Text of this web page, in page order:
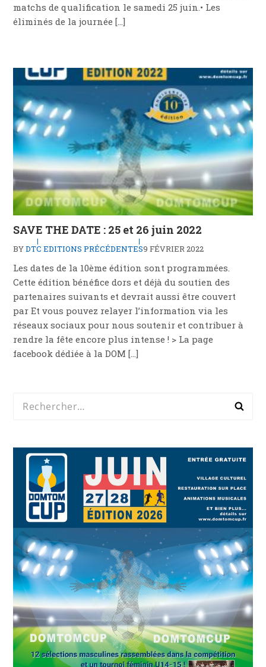
matchs de qualification le samedi 25 juin.• Les
éliminés de la journée […]
SAVE THE DATE : 25 et 26 juin 2022
BYDTC EDITIONS PRÉCÉDENTES9 FÉVRIER 2022
Les dates de la 10ème édition sont programmées.
Cette édition bénéfice dors et déjà du soutien des
partenaires suivants et devrait aussi être couvert
par Et vous pouvez relayer l’information via les
réseaux sociaux pour nous soutenir et contribuer à
rendre la fête encore plus intense ! > La page
facebook dédiée à la DOM […]